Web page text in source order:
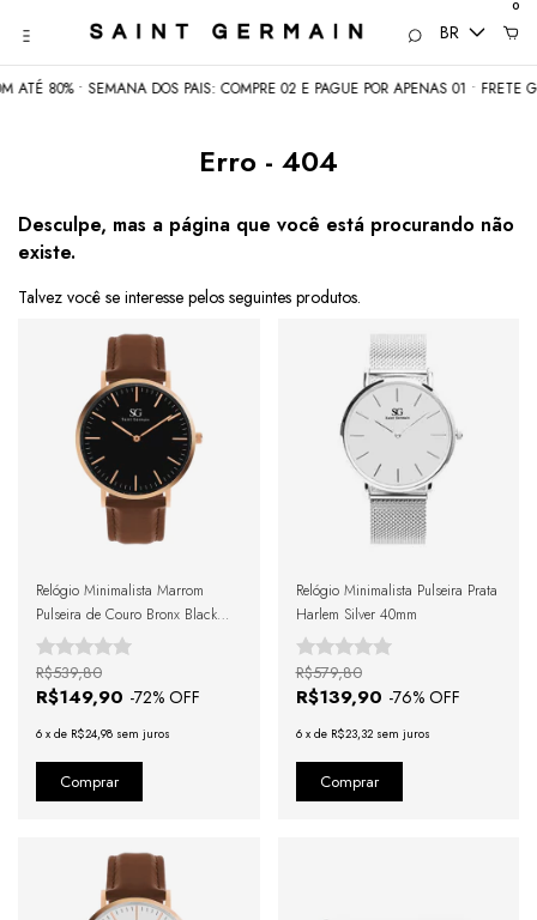
BR
0
80% • SEMANA DOS PAIS: COMPRE 02 E PAGUE POR APENAS 01 • FRETE
Erro - 404
Desculpe, mas a página que você está procurando não
existe.
Talvez você se interesse pelos seguintes produtos.
Relógio Minimalista Marrom
Pulseira de Couro Bronx Black
Rosé Gold 40mm
R$149,90 -72% OFF
R$539,80
6 x de R$24,98 sem juros
Relógio Minimalista Pulseira Prata
Harlem Silver 40mm
R$139,90 -76% OFF
R$579,80
6 x de R$23,32 sem juros